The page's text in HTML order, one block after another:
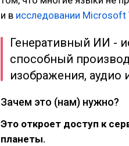
и в исследовании Microsoft
Генеративный ИИ -
способный
изображения, аудио
Зачем это (нам) нужно?
Это откроет доступ к
планеты.